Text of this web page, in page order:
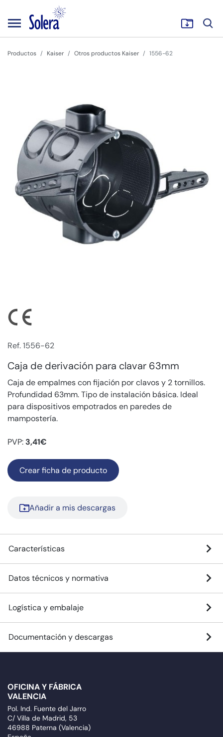
Productos Kaiser Otros productos Kaiser 1556-62
Ref. 1556-62
Caja de derivación para clavar 63mm
Caja de empalmes con fijación por clavos y 2 tornillos.
Profundidad 63mm. Tipo de instalación básica. Ideal
para dispositivos empotrados en paredes de
mampostería.
PVP: 3,41€
Crear ficha de producto
Añadir a mis descargas
Características
Datos técnicos y normativa
Logística y embalaje
Documentación y descargas
OFICINA Y FÁBRICA
VALENCIA
Pol. Ind. Fuente del Jarro
C/ Villa de Madrid, 53
46988 Paterna (Valencia)